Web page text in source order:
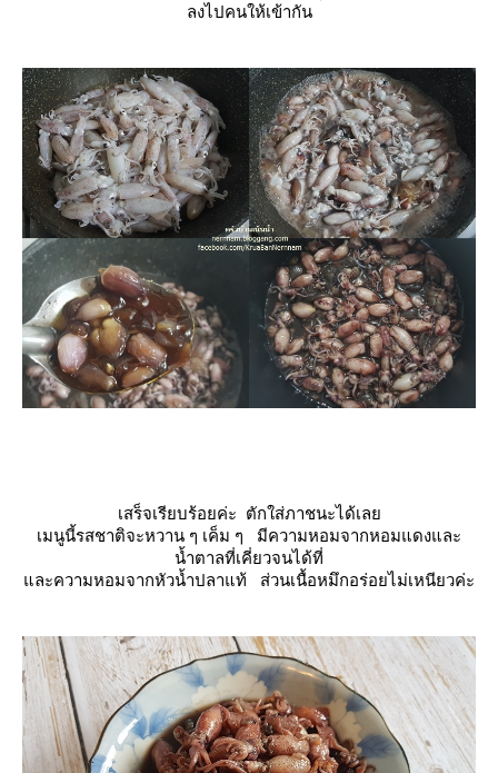
ลงไปคนให้เข้ากัน
เสร็จเรียบร้อยค่ะ ตักใส่ภาชนะได้เล
เมนูนี้รสชาติจะหวาน ๆ เค็ม ๆ มีความหอมจากหอมแดงและ
น้ำตาลที่เคี่ยวจนได้ที่
ละความหอมจากหัวน้ำปลาแท้ ส่วนเนื้อหมึกอร่อยไม่เหนียวค่ะ